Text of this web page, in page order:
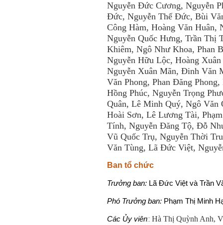
Nguyễn Đức Cương, Nguyễn
Đức, Nguyễn Thế Đức, Bùi
Công Hàm, Hoàng Văn Huân,
Nguyễn Quốc Hưng, Trần Thị
Khiêm, Ngô Như Khoa, Phan
Nguyễn Hữu Lộc, Hoàng
Nguyễn Xuân Mãn, Đinh Văn
Văn Phong, Phan Đăng
Hồng Phúc, Nguyễn Trọng
Quân, Lê Minh Quý, Ngô Văn
Hoài Sơn, Lê Lương Tài,
Tính, Nguyễn Đăng Tộ, Đỗ
Vũ Quốc Trụ, Nguyễn Thời
Văn Tùng, Lã Đức Việt,
Ban tổ chức
Trưởng ban: Lã Đức Việt và Trần
Phó Trưởng ban: Phạm Thị Minh
Các Ủy viên:: Hà Thị Quỳnh Anh,